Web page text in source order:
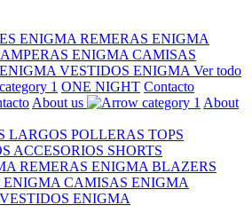
ENIGMA REMERAS ENIGMA
ENIGMA CAMISAS
VESTIDOS ENIGMA Ver todo
ONE NIGHT Contacto
About us
About
LARGOS POLLERAS TOPS
ACCESORIOS SHORTS
REMERAS ENIGMA BLAZERS
ENIGMA CAMISAS ENIGMA
VESTIDOS ENIGMA